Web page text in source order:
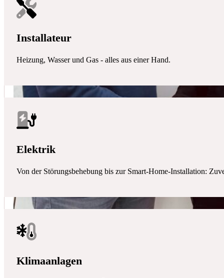
Installateur
Heizung, Wasser und Gas - alles aus einer Hand.
Elektrik
Von der Störungsbehebung bis zur Smart-Home-Installation:
Klimaanlagen